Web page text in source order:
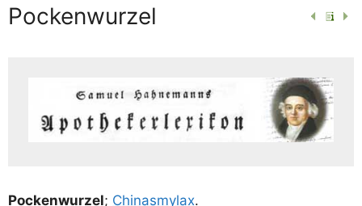
Pockenwurzel
Pocken­wur­zel; Chi­nas­my­lax.